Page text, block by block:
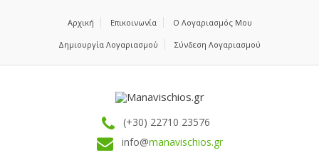
Αρχική Επικοινωνία Ο Λογαριασμός Μου
Δημιουργία Λογαριασμού Σύνδεση Λογαριασμού
(+30) 22710 23576
info@manavischios.gr